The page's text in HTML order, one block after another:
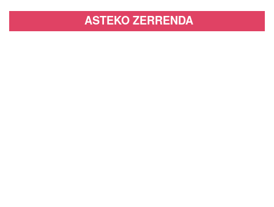
ASTEKO ZERRENDA